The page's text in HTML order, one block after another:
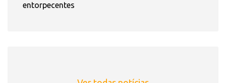
entorpecentes